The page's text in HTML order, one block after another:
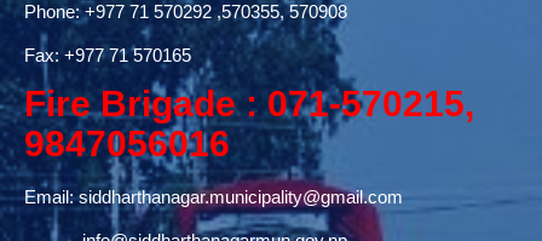
Phone:+977 71 570292,570355, 570908
Fax: +977 71 570165
Fire Brigade : 071-570215,
9847056016
Email:siddharthanagar.municipality@gmail.com